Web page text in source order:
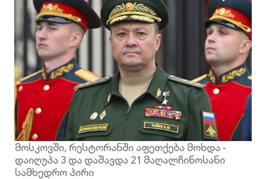
მოსკოვში, რესტორანში აფეთქება მოხდა -
დაიღუპა 3 და დაშავდა 21 მაღალჩინოსანი
სამხედრო პირი